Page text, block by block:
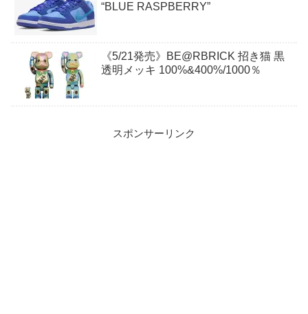
“BLUE RASPBERRY”
《5/21発売》BE@RBRICK 招き猫 黒
透明メッキ 100%&400%/1000％
スポンサーリンク